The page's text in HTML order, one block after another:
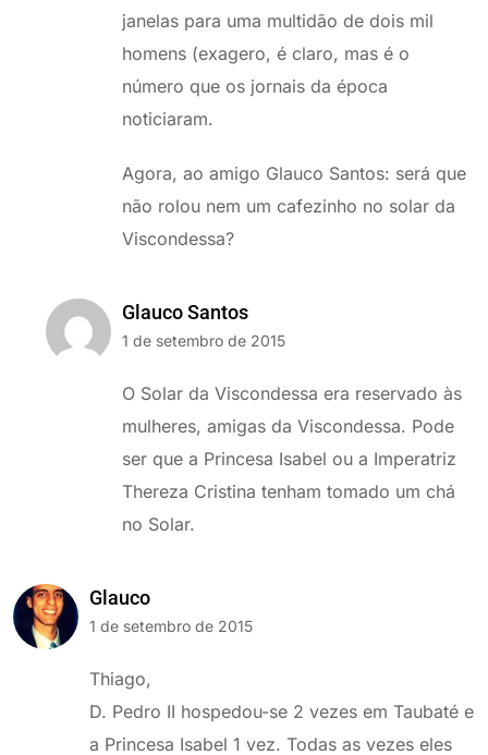
janelas para uma multidão de dois mil
homens (exagero, é claro, mas é o
número que os jornais da época
noticiaram.
Agora, ao amigo Glauco Santos: será que
não rolou nem um cafezinho no solar da
Viscondessa?
Glauco Santos
1 de setembro de 2015
O Solar da Viscondessa era reservado às
mulheres, amigas da Viscondessa. Pode
ser que a Princesa Isabel ou a Imperatriz
Thereza Cristina tenham tomado um chá
no Solar.
Glauco
1 de setembro de 2015
Thiago,
D. Pedro II hospedou-se 2 vezes em Taubaté e
a Princesa Isabel 1 vez. Todas as vezes eles